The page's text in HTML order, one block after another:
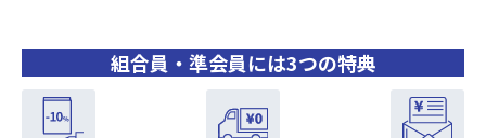
組合員・準会員には3つの特典